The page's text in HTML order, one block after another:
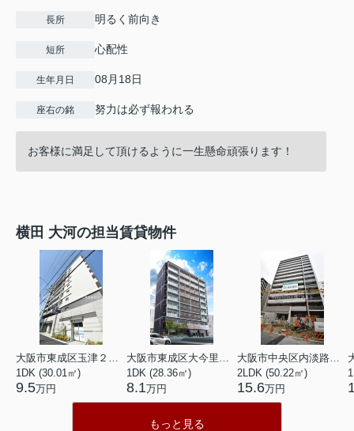
長所 明るく前向き
短所 心配性
生年月日 08月18日
座右の銘 努力は必ず報われる
お客様に満足して頂けるように一生懸命頑張ります！
横田 大河の担当賃貸物件
1DK (30.01㎡)
9.5万円
1DK (28.36㎡)
8.1万円
2LDK (50.22㎡)
15.6万円
もっと見る